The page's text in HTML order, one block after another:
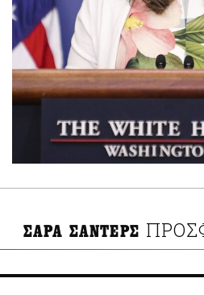
ΣΑΡΑ ΣΑΝΤΕΡΣ